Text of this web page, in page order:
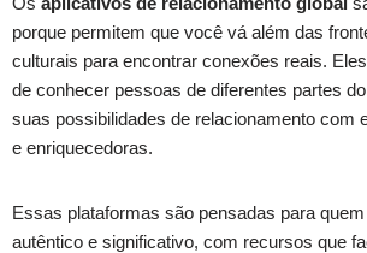
porque permitem que você vá além das
culturais para encontrar conexões reais.
de conhecer pessoas de diferentes partes
suas possibilidades de relacionamento com
e enriquecedoras.
Essas plataformas são pensadas para
autêntico e significativo, com recursos que